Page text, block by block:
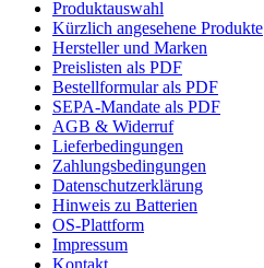
Produktauswahl
Kürzlich angesehene Produkte
Hersteller und Marken
Preislisten als PDF
Bestellformular als PDF
SEPA-Mandate als PDF
AGB & Widerruf
Lieferbedingungen
Zahlungsbedingungen
Datenschutzerklärung
Hinweis zu Batterien
OS-Plattform
Impressum
Kontakt